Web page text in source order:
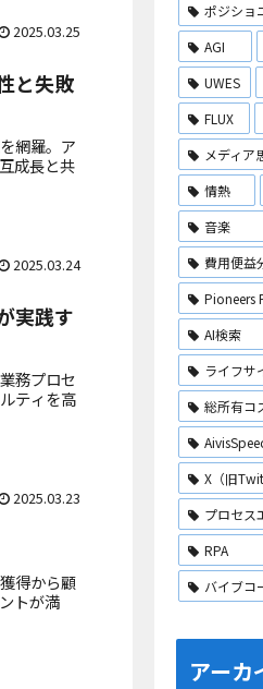
2025.03.25
と失敗
網羅。ア
成長と共
2025.03.24
実践す
務プロセ
ティを高
2025.03.23
得から顧
トが満
ポジショ
AGI
UWES
FLUX
メディア
情熱
音楽
費用便益
Pioneers
AI検索
ライフサ
総所有コ
X（旧
プロセス
RPA
バイブコ
アーカ